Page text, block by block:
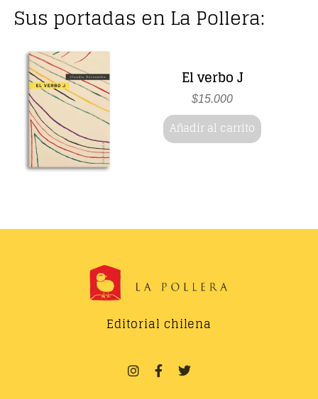
Sus portadas en La Pollera:
El verbo J
$15.000
Añadir al carrito
Editorial chilena